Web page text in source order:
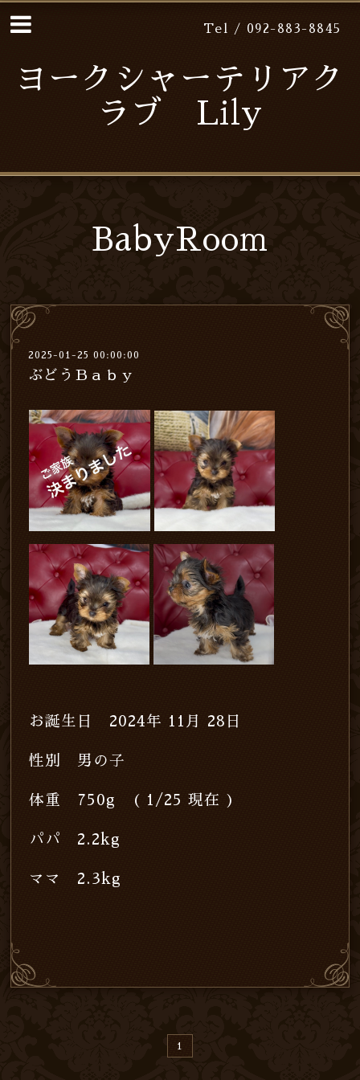
Tel / 092-883-8845
ヨークシャーテリアク
ラブ Lily
BabyRoom
2025-01-25 00:00:00
ぶどうＢａｂｙ
お誕生日 2024年 11月 28日
性別 男の子
体重 750g ( 1/25 現在 )
パパ 2.2kg
ママ 2.3kg
1